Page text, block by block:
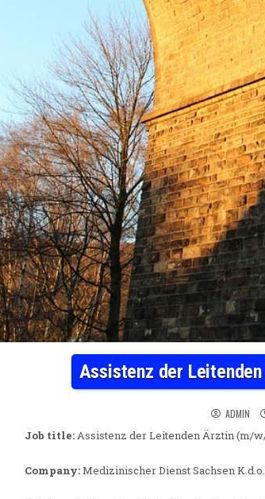
Assistenz der
ADMIN
Job title:Assistenz der Leitenden Ärztin (m/
Company:Medizinischer Dienst Sachsen